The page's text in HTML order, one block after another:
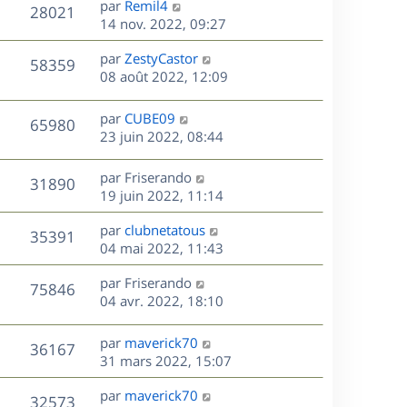
e
s
a
g
e
m
e
s
s
e
s
n
i
e
r
m
e
s
s
e
28021
u
D
e
r
n
i
r
m
s
a
e
par Remil4
14 nov. 2022, 09:27
58359V
u
e
s
D
e
i
e
r
m
e
s
a
e
par ZestyCastor
08 août 2022, 12:09
65980V
u
e
D
e
n
i
e
r
m
e
s
s
e
par CUBE09
23 juin 2022, 08:44
31890V
u
D
e
r
n
i
e
r
m
e
s
s
a
g
par Friserando
19 juin 2022, 11:14
35391
u
e
D
e
r
n
i
e
r
m
e
s
par clubnetatous
04 mai 2022, 11:43
75846V
u
e
D
e
n
i
e
r
par Friserando
04 avr. 2022, 18:10
36167V
u
D
e
r
n
par maverick70
31 mars 2022, 15:07
32573V
D
par maverick70